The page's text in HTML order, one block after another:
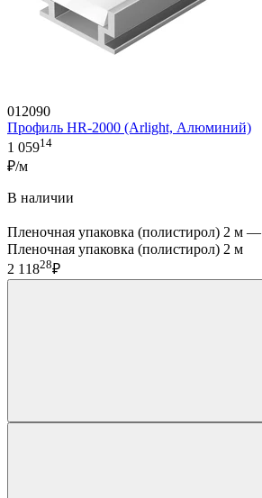
012090
Профиль HR-2000 (Arlight, Алюминий)
1 05914
₽/м
В наличии
Пленочная упаковка (полистирол) 2 м —
Пленочная упаковка (полистирол) 2 м
2 11828₽